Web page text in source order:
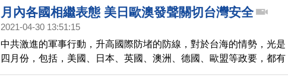
導，根據德國國防部的規劃，「巴伐利亞號」將不會通過台灣海峽；
德國自民黨國會議員雷希特 （Ulrich Lechte）認為，通過台灣海峽，
日，駐德國臺北代表處，在臉書感謝雷希特議員對台灣的支持。
月內各國相繼表態 美日歐澳發聲關切台灣安全
2021-04-30 13:51:15
中共激進的軍事行動，升高國際防堵的防線，對於台海的情勢，光是
四月份，包括，美國、日本、英國、澳洲、德國、歐盟等政要，都有
重要表態關切。